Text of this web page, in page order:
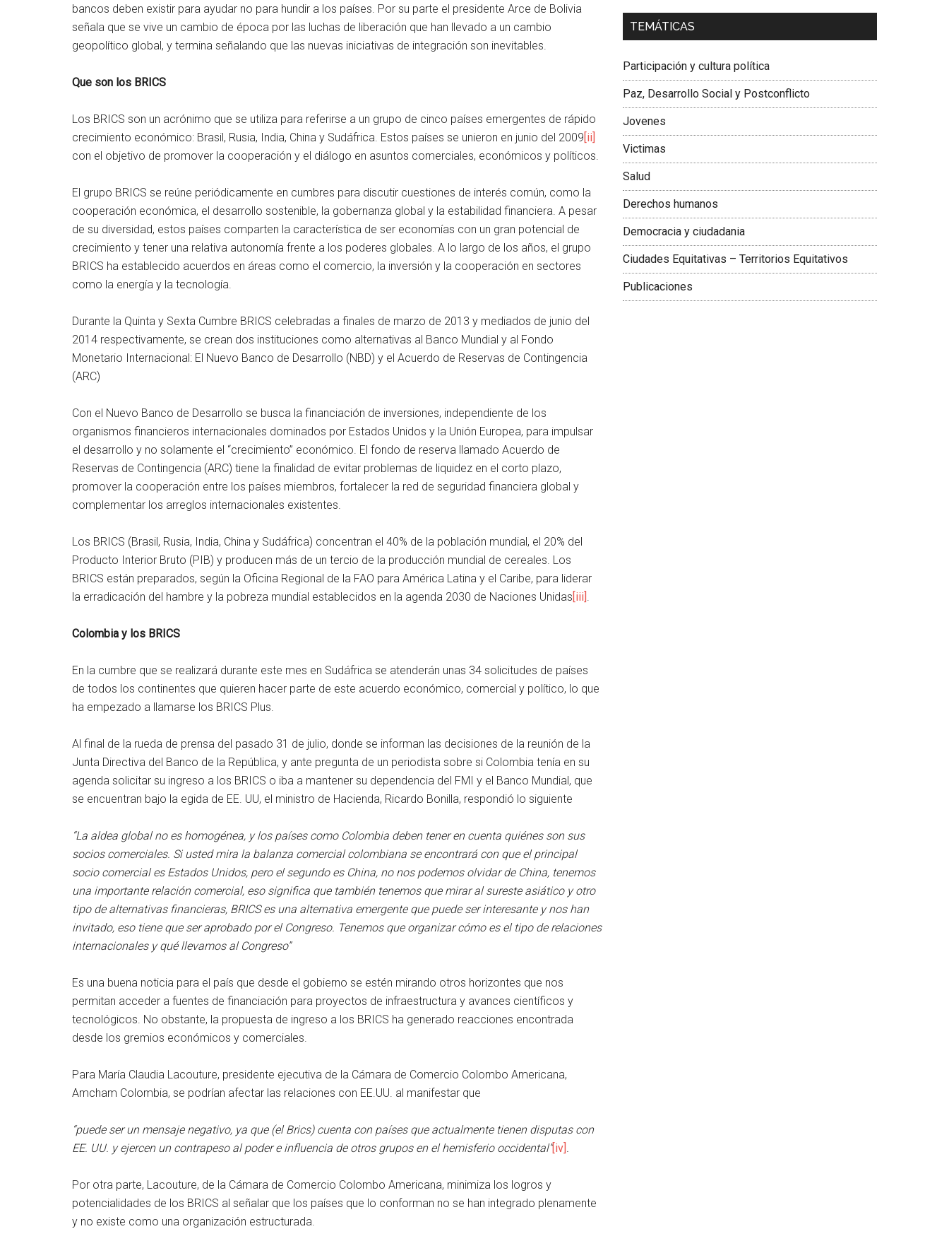
bancos deben existir para ayudar no para hundir a los países. Por su parte el presidente Arce de Bolivia
señala que se vive un cambio de época por las luchas de liberación que han llevado a un cambio
geopolítico global, y termina señalando que las nuevas iniciativas de integración son inevitables.
Que son los BRICS
Los BRICS son un acrónimo que se utiliza para referirse a un grupo de cinco países emergentes de rápido
crecimiento económico: Brasil, Rusia, India, China y Sudáfrica. Estos países se unieron en junio del 2009[ii]
con el objetivo de promover la cooperación y el diálogo en asuntos comerciales, económicos y políticos.
El grupo BRICS se reúne periódicamente en cumbres para discutir cuestiones de interés común, como la
cooperación económica, el desarrollo sostenible, la gobernanza global y la estabilidad financiera. A pesar
de su diversidad, estos países comparten la característica de ser economías con un gran potencial de
crecimiento y tener una relativa autonomía frente a los poderes globales. A lo largo de los años, el grupo
BRICS ha establecido acuerdos en áreas como el comercio, la inversión y la cooperación en sectores
como la energía y la tecnología.
Durante la Quinta y Sexta Cumbre BRICS celebradas a finales de marzo de 2013 y mediados de junio del
2014 respectivamente, se crean dos instituciones​ como alternativas al Banco Mundial y al Fondo
Monetario Internacional: El Nuevo Banco de Desarrollo (NBD) y el Acuerdo de Reservas de Contingencia
(ARC)
Con el Nuevo Banco de Desarrollo se busca la financiación de inversiones, independiente de los
organismos financieros internacionales dominados por Estados Unidos y la Unión Europea, para impulsar
el desarrollo y no solamente el “crecimiento” económico.​ El fondo de reserva llamado Acuerdo de
Reservas de Contingencia (ARC) tiene la finalidad de evitar problemas de liquidez en el corto plazo,
promover la cooperación entre los países miembros, fortalecer la red de seguridad financiera global y
complementar los arreglos internacionales existentes​.
Los BRICS (Brasil, Rusia, India, China y Sudáfrica) concentran el 40% de la población mundial, el 20% del
Producto Interior Bruto (PIB) y producen más de un tercio de la producción mundial de cereales. Los
BRICS están preparados, según la Oficina Regional de la FAO para América Latina y el Caribe, para liderar
la erradicación del hambre y la pobreza mundial establecidos en la agenda 2030 de Naciones Unidas[iii].
Colombia y los BRICS
En la cumbre que se realizará durante este mes en Sudáfrica se atenderán unas 34 solicitudes de países
de todos los continentes que quieren hacer parte de este acuerdo económico, comercial y político, lo que
ha empezado a llamarse los BRICS Plus.
Al final de la rueda de prensa del pasado 31 de julio, donde se informan las decisiones de la reunión de la
Junta Directiva del Banco de la República, y ante pregunta de un periodista sobre si Colombia tenía en su
agenda solicitar su ingreso a los BRICS o iba a mantener su dependencia del FMI y el Banco Mundial, que
se encuentran bajo la egida de EE. UU, el ministro de Hacienda, Ricardo Bonilla, respondió lo siguiente
“La aldea global no es homogénea, y los países como Colombia deben tener en cuenta quiénes son sus
socios comerciales. Si usted mira la balanza comercial colombiana se encontrará con que el principal
socio comercial es Estados Unidos, pero el segundo es China, no nos podemos olvidar de China, tenemos
una importante relación comercial, eso significa que también tenemos que mirar al sureste asiático y otro
tipo de alternativas financieras, BRICS es una alternativa emergente que puede ser interesante y nos han
invitado, eso tiene que ser aprobado por el Congreso. Tenemos que organizar cómo es el tipo de relaciones
internacionales y qué llevamos al Congreso”
Es una buena noticia para el país que desde el gobierno se estén mirando otros horizontes que nos
permitan acceder a fuentes de financiación para proyectos de infraestructura y avances científicos y
tecnológicos. No obstante, la propuesta de ingreso a los BRICS ha generado reacciones encontrada
desde los gremios económicos y comerciales.
Para María Claudia Lacouture, presidente ejecutiva de la Cámara de Comercio Colombo Americana,
Amcham Colombia, se podrían afectar las relaciones con EE.UU. al manifestar que
“puede ser un mensaje negativo, ya que (el Brics) cuenta con países que actualmente tienen disputas con
EE. UU. y ejercen un contrapeso al poder e influencia de otros grupos en el hemisferio occidental”[iv].
Por otra parte, Lacouture, de la Cámara de Comercio Colombo Americana, minimiza los logros y
potencialidades de los BRICS al señalar que los países que lo conforman no se han integrado plenamente
y no existe como una organización estructurada.
Dra. Carolina Corcho Mejía,
Latinoamericana Sur, Vicepresidenta Federación
TEMÁTICAS
Participación y cultura política
Paz, Desarrollo Social y Postconflicto
Jovenes
Victimas
Salud
Derechos humanos
Democracia y ciudadania
Ciudades Equitativas – Territorios Equitativos
Publicaciones